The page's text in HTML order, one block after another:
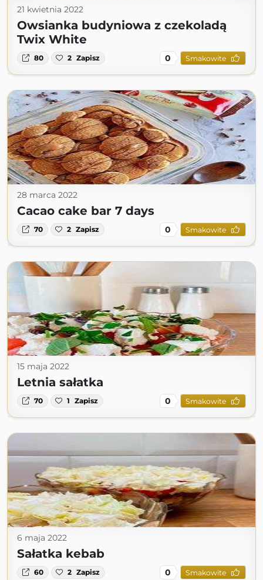
21 kwietnia 2022
Owsianka budyniowa z czekoladą
Twix White
80 2 Zapisz 0 Smakowite
28 marca 2022
Cacao cake bar 7 days
70 2 Zapisz 0 Smakowite
15 maja 2022
Letnia sałatka
70 1 Zapisz 0 Smakowite
6 maja 2022
Sałatka kebab
60 2 Zapisz 0 Smakowite